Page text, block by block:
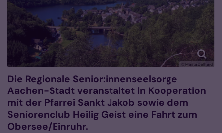
© Marita Delheid
Die Regionale Senior:innenseelsorge
Aachen-Stadt veranstaltet in Kooperation
mit der Pfarrei Sankt Jakob sowie dem
Seniorenclub Heilig Geist eine Fahrt zum
Obersee/Einruhr.